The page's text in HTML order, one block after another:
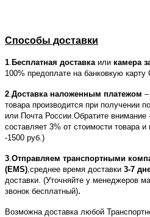
Способы доставки
1 Бесплатная доставка или камера
100% предоплате на банковкую
2 Доставка наложенным платежом
товара производится при получении
или Почта России.Обратите внимание
составляет 3% от стоимости товара
-1500 руб.)
3 Отправляем транспортными
(EMS) ,среднее время доставки 3-7
доставки. (Уточняйте у менеджеров
звонок бесплатный).
Возможна доставка любой